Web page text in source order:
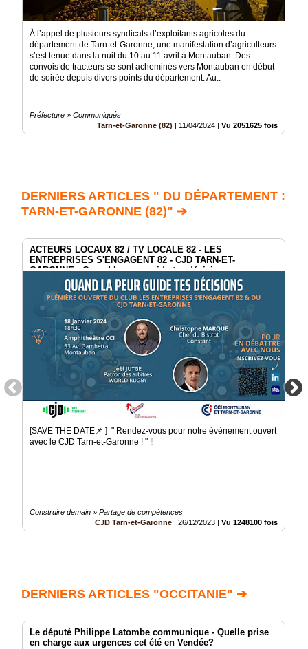
À l’appel de plusieurs syndicats d’exploitants agricoles du
département de Tarn-et-Garonne, une manifestation d’agriculteurs
s’est tenue dans la nuit du 10 au 11 avril à Montauban. Des
convois de tracteurs se sont acheminés vers Montauban en début
de soirée depuis divers points du département. Au..
Préfecture » Communiqués
Tarn-et-Garonne (82) | 11/04/2024 | Vu 2051625 fois
DERNIERS ARTICLES " DU DÉPARTEMENT :
TARN-ET-GARONNE (82)" ➔
ACTEURS LOCAUX 82 / TV LOCALE 82 - LES
ENTREPRISES S'ENGAGENT 82 - CJD TARN-ET-
GARONNE : Quand la peur guide tes décisions
[SAVE THE DATE📌 ] " Rendez-vous pour notre évènement ouvert
avec le CJD Tarn-et-Garonne ! " ‼️
Construire demain » Partage de compétences
CJD Tarn-et-Garonne
26/12/2023 Vu 1248100 fois
DERNIERS ARTICLES "OCCITANIE" ➔
Le député Philippe Latombe communique - Quelle prise
en charge aux urgences cet été en Vendée?